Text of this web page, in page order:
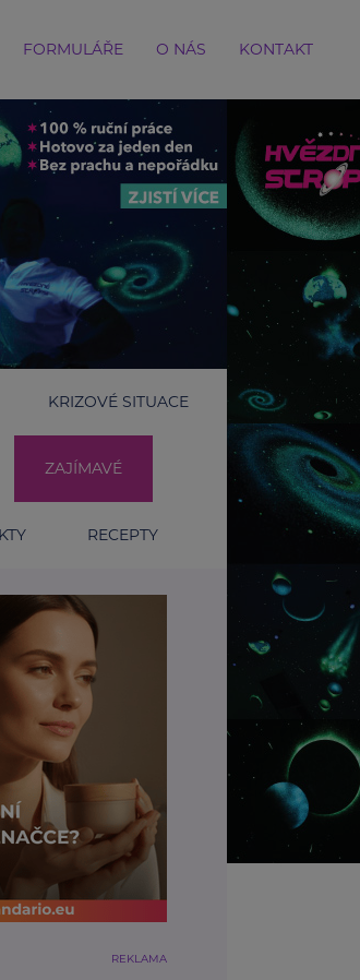
FORMULÁŘE O NÁS KONTAKT
KRIZOVÉ SITUACE
ZAJÍMAVÉ
RECEPTY
REKLAMA